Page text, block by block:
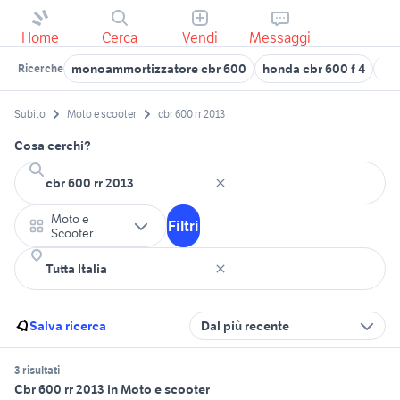
Home Cerca Vendi Messaggi
Ricerche monoammortizzatore cbr 600 honda cbr 600 f 4
Subito Moto e scooter cbr 600 rr 2013
Cosa cerchi?
Moto e
Scooter
Filtri
Salva ricerca Dal più recente
3 risultati
Cbr 600 rr 2013 in Moto e scooter